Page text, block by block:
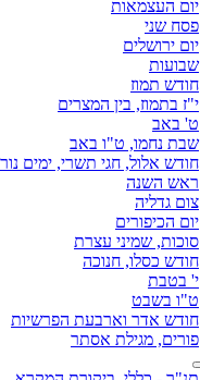
יום העצמאות
פסח שני
יום ירושלים
שבועות
חודש תמוז
י"ז בתמוז, בין המצרים
ט' באב
שבת נחמו, ט"ו באב
חודש אלול, חגי תשרי, ימים
ראש השנה
צום גדליה
יום הכיפורים
סוכות, שמיני עצרת
חודש כסלו, חנוכה
י' בטבת
ט"ו בשבט
חודש אדר וארבעת הפרשיות
פורים, מגילת אסתר